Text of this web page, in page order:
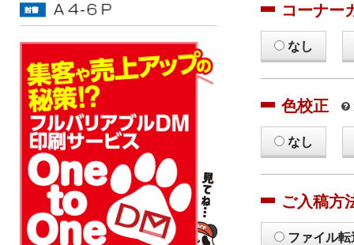
コーナー
なし
色校正
なし
ご入稿方
ファイル